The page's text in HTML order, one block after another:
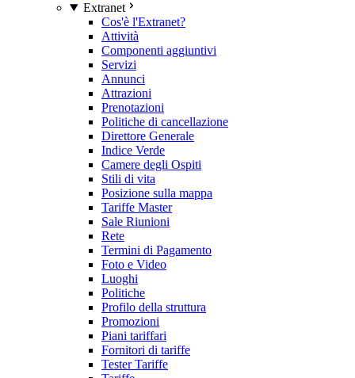
Extranet
Cos'è l'Extranet?
Attività
Componenti aggiuntivi
Servizi
Annunci
Attrazioni
Prenotazioni
Politiche di cancellazione
Direttore Generale
Indice Verde
Camere degli Ospiti
Stili di vita
Posizione sulla mappa
Tariffe Master
Sale Riunioni
Rete
Termini di Pagamento
Foto e Video
Luoghi
Politiche
Profilo della struttura
Promozioni
Piani tariffari
Fornitori di tariffe
Tester Tariffe